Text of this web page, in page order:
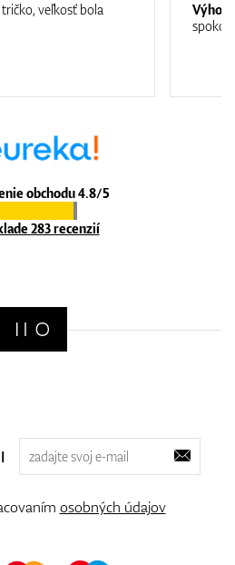
obchodu 4.8/5
283 recenzií
veľkosť bola
osobných údajov